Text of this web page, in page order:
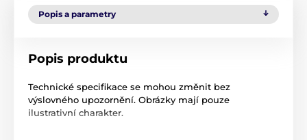
Popis a parametry
Popis produktu
Technické specifikace se mohou změnit bez
výslovného upozornění. Obrázky mají pouze
ilustrativní charakter.